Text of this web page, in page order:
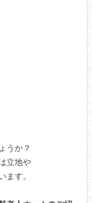
うか？
立地や
ます。